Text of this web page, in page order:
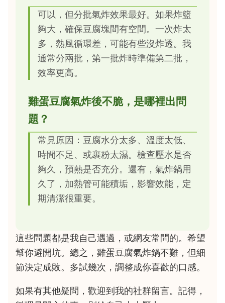
可以，但分批氣炸效果最好。如果炸籃
夠大，確保豆腐塊間有空間。一次炸太
多，熱風循環差，可能有些沒炸透。我
通常分兩批，第一批炸時準備第二批，
效率更高。
雞蛋豆腐氣炸後不脆，是哪裡出問
題？
常見原因：豆腐水分太多、溫度太低、
時間不足、或裹粉太濕。檢查壓水是否
夠久，預熱是否充分。還有，氣炸鍋用
久了，加熱管可能積垢，影響效能，定
期清潔很重要。
這些問題都是我自己遇過，或網友常問的。希望
幫你避開坑。總之，雞蛋豆腐氣炸鍋不難，但細
節決定成敗。多試幾次，調整成你喜歡的口感。
如果有其他疑問，歡迎到我的社群留言。記得，